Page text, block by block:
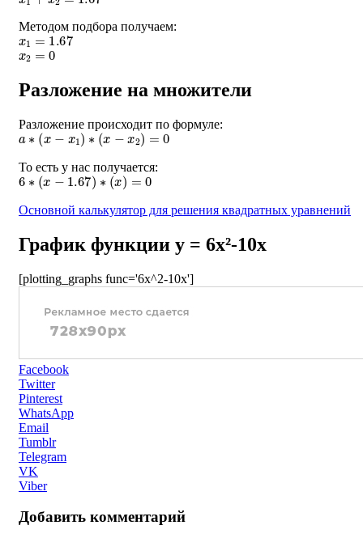
Методом подбора получаем:
x1=1.67
x2 =0
Разложение на множители
Разложение происходит по формуле:
a ∗(x−x1)∗ (x−x2)=0
То есть у нас получается:
6∗(x−1.67)∗(x)=0
Основной калькулятор для решения квадратных уравнений
График функции y = 6x²-10x
[plotting_graphs func='6x^2-10x']
Facebook
Twitter
Pinterest
WhatsApp
Email
Tumblr
Telegram
VK
Viber
Добавить комментарий